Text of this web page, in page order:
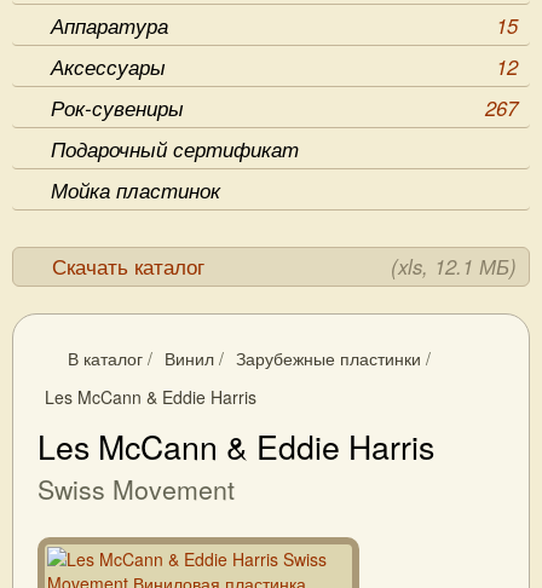
Аппаратура
15
Аксессуары
12
Рок-сувениры
267
Подарочный сертификат
Мойка пластинок
Скачать каталог (xls, 12.1 МБ)
В каталог / Винил / Зарубежные пластинки /
Les McCann & Eddie Harris
Les McCann & Eddie Harris
Swiss Movement